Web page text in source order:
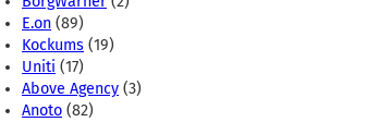
E.on (89)
Kockums (19)
Uniti (17)
Above Agency (3)
Anoto (82)